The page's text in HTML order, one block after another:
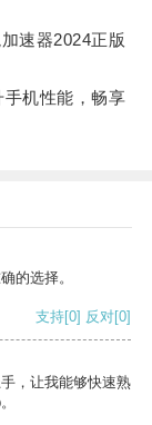
速器2024正版
机性能，畅享
的选择。
支持[0] 反对[0]
，让我能够快速熟